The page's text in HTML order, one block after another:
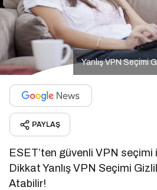
Yanlış VPN Seçimi
PAYLAŞ
ESET’ten güvenli VPN seçimi
Dikkat Yanlış VPN Seçimi
Atabilir!